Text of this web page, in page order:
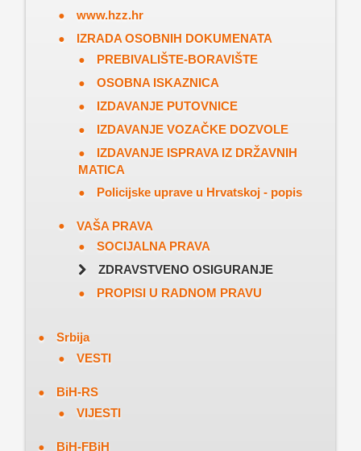
www.hzz.hr
IZRADA OSOBNIH DOKUMENATA
PREBIVALIŠTE-BORAVIŠTE
OSOBNA ISKAZNICA
IZDAVANJE PUTOVNICE
IZDAVANJE VOZAČKE DOZVOLE
IZDAVANJE ISPRAVA IZ DRŽAVNIH
MATICA
Policijske uprave u Hrvatskoj - popis
VAŠA PRAVA
SOCIJALNA PRAVA
ZDRAVSTVENO OSIGURANJE
PROPISI U RADNOM PRAVU
Srbija
VESTI
BiH-RS
VIJESTI
BiH-FBiH